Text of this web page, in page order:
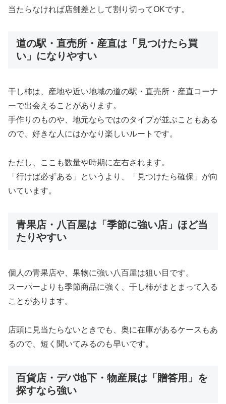
当たらなければ店舗差として割り切ってOKです。
道の駅・直売所・産直は「見つけたら買
い」になりやすい
干し柿は、産地や近い地域の道の駅・直売所・産直コーナ
ーで出会えることがあります。
手作りのものや、地元ならではのタイプが並ぶこともある
ので、好きな人にはかなり楽しいルートです。
ただし、ここも数量や時期に左右されます。
「行けば必ずある」というより、「見つけたら確保」が向
いています。
青果店・八百屋は「季節に強い店」ほど当
たりやすい
個人の青果店や、果物に強い八百屋は狙い目です。
スーパーよりも季節商品に強く、干し柿がまとまって入る
ことがあります。
店頭に見当たらないときでも、奥に在庫があるケースもあ
るので、短く聞いてみるのも早いです。
百貨店・デパ地下・物産展は「贈答用」を
探すなら強い